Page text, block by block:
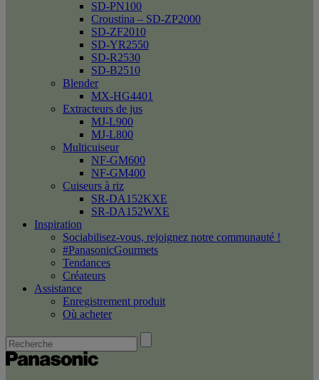
SD-PN100
Croustina – SD-ZP2000
SD-ZF2010
SD-YR2550
SD-R2530
SD-B2510
Blender
MX-HG4401
Extracteurs de jus
MJ-L900
MJ-L800
Multicuiseur
NF-GM600
NF-GM400
Cuiseurs à riz
SR-DA152KXE
SR-DA152WXE
Inspiration
Sociabilisez-vous, rejoignez notre communauté !
#PanasonicGourmets
Tendances
Créateurs
Assistance
Enregistrement produit
Où acheter